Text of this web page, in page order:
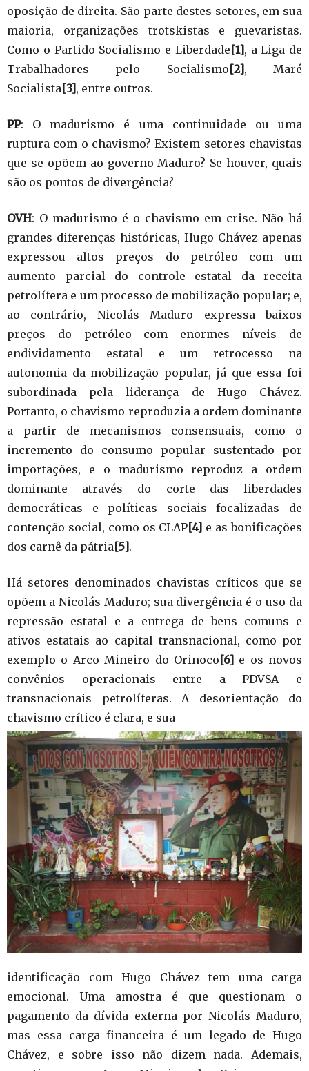
oposição de direita. São parte destes setores, em sua
maioria, organizações trotskistas e guevaristas.
Como o Partido Socialismo e Liberdade [1] , a Liga de
Trabalhadores pelo Socialismo [2] , Maré
Socialista [3] , entre outros.
PP: O madurismo é uma continuidade ou uma
ruptura com o chavismo? Existem setores chavistas
que se opõem ao governo Maduro? Se houver, quais
são os pontos de divergência?
OVH: O madurismo é o chavismo em crise. Não há
grandes diferenças históricas, Hugo Chávez apenas
expressou altos preços do petróleo com um
aumento parcial do controle estatal da receita
petrolífera e um processo de mobilização popular; e,
ao contrário, Nicolás Maduro expressa baixos
preços do petróleo com enormes níveis de
endividamento estatal e um retrocesso na
autonomia da mobilização popular, já que essa foi
subordinada pela liderança de Hugo Chávez.
Portanto, o chavismo reproduzia a ordem dominante
a partir de mecanismos consensuais, como o
incremento do consumo popular sustentado por
importações, e o madurismo reproduz a ordem
dominante através do corte das liberdades
democráticas e políticas sociais focalizadas de
contenção social, como os CLAP [4] e as bonificações
dos carnê da pátria [5] .
Há setores denominados chavistas críticos que se
opõem a Nicolás Maduro; sua divergência é o uso da
repressão estatal e a entrega de bens comuns e
ativos estatais ao capital transnacional, como por
exemplo o Arco Mineiro do Orinoco [6] e os novos
convênios operacionais entre a PDVSA e
transnacionais petrolíferas. A desorientação do
chavismo crítico é clara, e sua
identificação com Hugo Chávez tem uma carga
emocional. Uma amostra é que questionam o
pagamento da dívida externa por Nicolás Maduro,
mas essa carga financeira é um legado de Hugo
Chávez, e sobre isso não dizem nada. Ademais,